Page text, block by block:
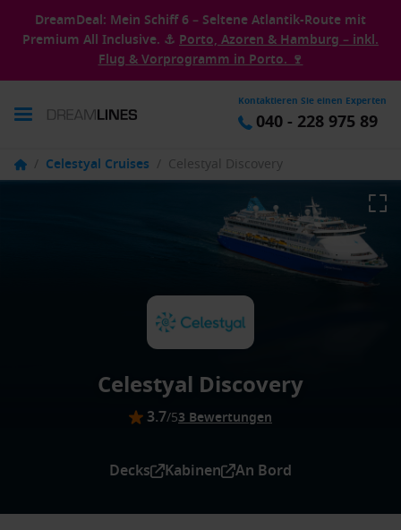
DreamDeal: Mein Schiff 6 – Seltene Atlantik-Route mit
Premium All Inclusive. ⚓ Porto, Azoren & Hamburg – inkl.
Flug & Vorprogramm in Porto. 🍷
Kontaktieren Sie einen Experten
040 - 228 975 89
/ Celestyal Cruises / Celestyal Discovery
Celestyal Discovery
3.7/53 Bewertungen
Decks Kabinen An Bord